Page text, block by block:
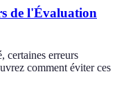
de l'Évaluation
certaines erreurs
comment éviter ces